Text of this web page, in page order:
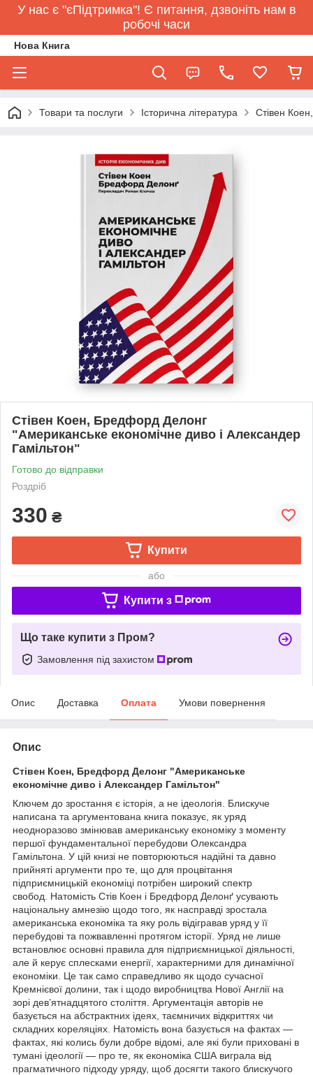
У нас є "єПідтримка"! Є питання, дзвоніть нам в
робочі часи
Нова Книга
Товари та послуги Історична література Стівен
Стівен Коен, Бредфорд Делонг
"Американське економічне диво і Александер
Гамільтон"
Готово до відправки
Роздріб
330 ₴
Купити
або
Купити з
Що таке купити з Пром?
Замовлення під захистом
Опис Доставка Оплата Умови повернення
Опис
Стівен Коен, Бредфорд Делонг "Американське
економічне диво і Александер Гамільтон"
Ключем до зростання є історія, а не ідеологія. Блискуче
написана та аргументована книга показує, як уряд
неодноразово змінював американську економіку з моменту
першої фундаментальної перебудови Олександра
Гамільтона. У цій книзі не повторюються надійні та давно
прийняті аргументи про те, що для процвітання
підприємницькій економіці потрібен широкий спектр
свобод. Натомість Стів Коен і Бредфорд Делонґ усувають
національну амнезію щодо того, як насправді зростала
американська економіка та яку роль відігравав уряд у її
перебудові та пожвавленні протягом історії. Уряд не лише
встановлює основні правила для підприємницької діяльності,
але й керує сплесками енергії, характерними для динамічної
економіки. Це так само справедливо як щодо сучасної
Кремнієвої долини, так і щодо виробництва Нової Англії на
зорі дев’ятнадцятого століття. Аргументація авторів не
базується на абстрактних ідеях, таємничих відкриттях чи
складних кореляціях. Натомість вона базується на фактах —
фактах, які колись були добре відомі, але які були приховані в
тумані ідеології — про те, як економіка США виграла від
прагматичного підходу уряду, щоб досягти такого блискучого